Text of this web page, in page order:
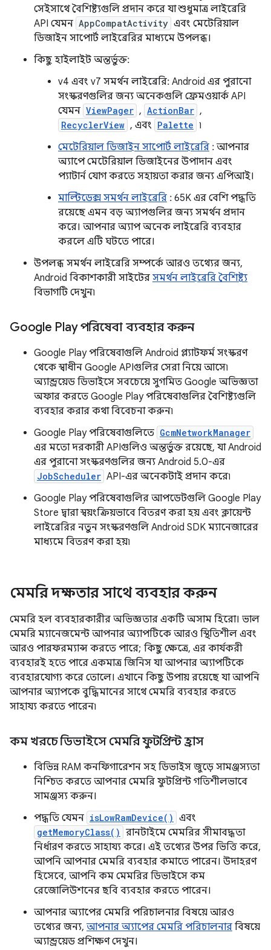
সেইসাথে বৈশিষ্ট্যগুলি প্রদান করে যা শুধুমাত্র লাইব্রেরি
API যেমন AppCompatActivity এবং মেটেরিয়াল
ডিজাইন সাপোর্ট লাইব্রেরির মাধ্যমে উপলব্ধ।
কিছু হাইলাইট অন্তর্ভুক্ত:
v4 এবং v7 সমর্থন লাইব্রেরি: Android এর পুরানো
সংস্করণগুলির জন্য অনেকগুলি ফ্রেমওয়ার্ক API
যেমন ViewPager , ActionBar ,
RecyclerView , এবং Palette ৷
মেটেরিয়াল ডিজাইন সাপোর্ট লাইব্রেরি : আপনার
অ্যাপে মেটেরিয়াল ডিজাইনের উপাদান এবং
প্যাটার্ন যোগ করতে সহায়তা করার জন্য এপিআই।
মাল্টিডেক্স সমর্থন লাইব্রেরি : 65K এর বেশি পদ্ধতি
রয়েছে এমন বড় অ্যাপগুলির জন্য সমর্থন প্রদান
করে। আপনার অ্যাপ অনেক লাইব্রেরি ব্যবহার
করলে এটি ঘটতে পারে।
উপলব্ধ সমর্থন লাইব্রেরি সম্পর্কে আরও তথ্যের জন্য,
Android বিকাশকারী সাইটের সমর্থন লাইব্রেরি বৈশিষ্ট্য
বিভাগটি দেখুন৷
Google Play পরিষেবা ব্যবহার করুন
Google Play পরিষেবাগুলি Android প্ল্যাটফর্ম সংস্করণ
থেকে স্বাধীন Google APIগুলির সেরা নিয়ে আসে৷
অ্যান্ড্রয়েড ডিভাইসে সবচেয়ে সুগমিত Google অভিজ্ঞতা
অফার করতে Google Play পরিষেবাগুলির বৈশিষ্ট্যগুলি
ব্যবহার করার কথা বিবেচনা করুন৷
Google Play পরিষেবাগুলিতে GcmNetworkManager
এর মতো দরকারী APIগুলিও অন্তর্ভুক্ত রয়েছে, যা Android
এর পুরানো সংস্করণগুলির জন্য Android 5.0-এর
JobScheduler API-এর অনেকটাই প্রদান করে৷
Google Play পরিষেবাগুলির আপডেটগুলি Google Play
Store দ্বারা স্বয়ংক্রিয়ভাবে বিতরণ করা হয় এবং ক্লায়েন্ট
লাইব্রেরির নতুন সংস্করণগুলি Android SDK ম্যানেজারের
মাধ্যমে বিতরণ করা হয়৷
মেমরি দক্ষতার সাথে ব্যবহার করুন
মেমরি হল ব্যবহারকারীর অভিজ্ঞতার একটি অসাম হিরো। ভাল
মেমরি ম্যানেজমেন্ট আপনার অ্যাপটিকে আরও স্থিতিশীল এবং
আরও পারফরম্যান্স করতে পারে; কিছু ক্ষেত্রে, এর কার্যকরী
ব্যবহারই হতে পারে একমাত্র জিনিস যা আপনার অ্যাপটিকে
ব্যবহারযোগ্য করে তোলে। এখানে কিছু উপায় রয়েছে যা আপনি
আপনার অ্যাপকে বুদ্ধিমানের সাথে মেমরি ব্যবহার করতে
সাহায্য করতে পারেন৷
কম খরচে ডিভাইসে মেমরি ফুটপ্রিন্ট হ্রাস
বিভিন্ন RAM কনফিগারেশন সহ ডিভাইস জুড়ে সামঞ্জস্যতা
নিশ্চিত করতে আপনার মেমরি ফুটপ্রিন্ট গতিশীলভাবে
সামঞ্জস্য করুন।
পদ্ধতি যেমন isLowRamDevice() এবং
getMemoryClass() রানটাইমে মেমরির সীমাবদ্ধতা
নির্ধারণ করতে সাহায্য করে। এই তথ্যের উপর ভিত্তি করে,
আপনি আপনার মেমরি ব্যবহার কমাতে পারেন। উদাহরণ
হিসেবে, আপনি কম মেমরির ডিভাইসে কম
রেজোলিউশনের ছবি ব্যবহার করতে পারেন।
আপনার অ্যাপের মেমরি পরিচালনার বিষয়ে আরও
তথ্যের জন্য, আপনার অ্যাপের মেমরি পরিচালনার বিষয়ে
অ্যান্ড্রয়েড প্রশিক্ষণ দেখুন।